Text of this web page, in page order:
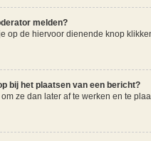
melden?
op de hiervoor dienende knop
bij het plaatsen van een bericht?
ze dan later af te werken en te